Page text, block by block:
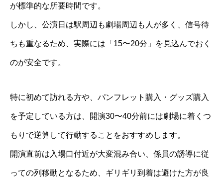
が標準的な所要時間です。
しかし、公演日は駅周辺も劇場周辺も人が多く、信号待
ちも重なるため、実際には「15〜20分」を見込んでおく
のが安全です。
特に初めて訪れる方や、パンフレット購入・グッズ購入
を予定している方は、開演30〜40分前には劇場に着くつ
もりで逆算して行動することをおすすめします。
開演直前は入場口付近が大変混み合い、係員の誘導に従
っての列移動となるため、ギリギリ到着は避けた方が良